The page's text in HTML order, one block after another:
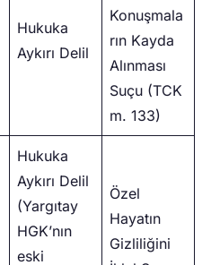
Hukuka
Aykırı Delil
Konuşmala
rın Kayda
Alınması
Suçu (TCK
m. 133)
Hukuka
Aykırı Delil
(Yargıtay
HGK’nın
eski
Özel
Hayatın
Gizliliğini